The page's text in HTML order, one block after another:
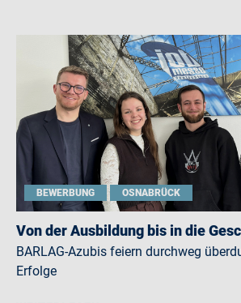
BEWERBUNG OSNABRÜCK
Von der Ausbildung bis in die
BARLAG-Azubis feiern durchweg
Erfolge